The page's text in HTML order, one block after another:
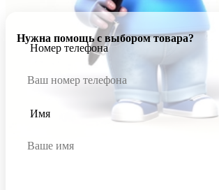
Нужна помощь с выбором товара?
Номер телефона
Имя